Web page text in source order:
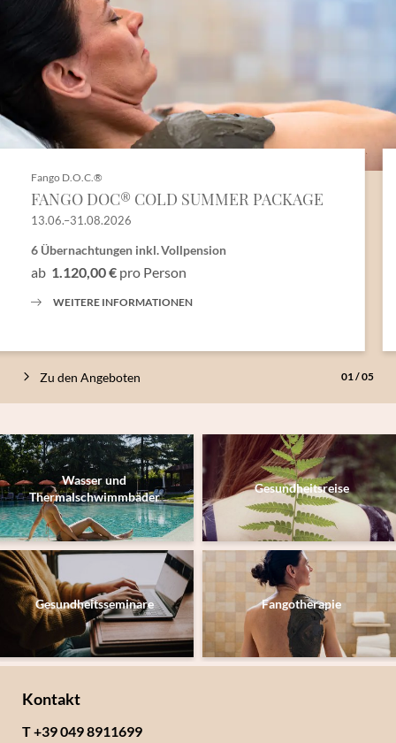
01/05
Zu den Angeboten
Fango D.O.C.®
FANGO DOC® COLD SUMMER PACKAGE
13.06.–31.08.2026
6 Übernachtungen inkl.Vollpension
ab 1.120,00 € pro Person
WEITERE INFORMATIONEN
Wasser und
Thermalschwimmbäder
Gesundheitsreise
Gesundheitsseminare Fangotherapie
Kontakt
T +39 049 8911699